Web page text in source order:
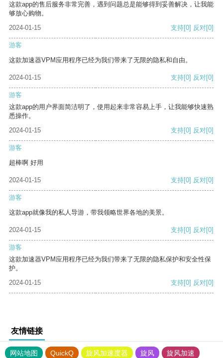
这款app的售后服务非常完善，遇到问题总是能够得到妥善解决，让我能
够放心购物。
2024-01-15
支持[0] 反对[0]
游客
这款加速器VPM应用程序已经为我们带来了无限的隐私和自由。
2024-01-15 支持[0] 反对[0]
游客
这款app的用户界面简洁明了，使用起来非常容易上手，让我能够快速熟
悉操作。
2024-01-15
支持[0] 反对[0]
游客
超棒啊 好用
2024-01-15 支持[0] 反对[0]
游客
这款app就像我的私人导游，带我领略世界各地的美景。
2024-01-15 支持[0] 反对[0]
游客
这款加速器VPM应用程序已经为我们带来了无限的隐私保护和安全性保
护。
2024-01-15
支持[0] 反对[0]
友情链接
网站地图 QuickQ 旋风加速度器 旋风
旋风加速